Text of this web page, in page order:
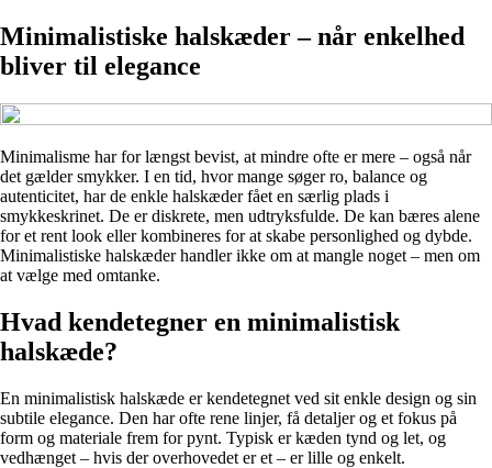
Minimalistiske halskæder – når enkelhed
bliver til elegance
Minimalisme har for længst bevist, at mindre ofte er mere – også når
det gælder smykker. I en tid, hvor mange søger ro, balance og
autenticitet, har de enkle halskæder fået en særlig plads i
smykkeskrinet. De er diskrete, men udtryksfulde. De kan bæres alene
for et rent look eller kombineres for at skabe personlighed og dybde.
Minimalistiske halskæder handler ikke om at mangle noget – men om
at vælge med omtanke.
Hvad kendetegner en minimalistisk
halskæde?
En minimalistisk halskæde er kendetegnet ved sit enkle design og sin
subtile elegance. Den har ofte rene linjer, få detaljer og et fokus på
form og materiale frem for pynt. Typisk er kæden tynd og let, og
vedhænget – hvis der overhovedet er et – er lille og enkelt.